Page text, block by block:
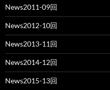
News2011-09回
News2012-10回
News2013-11回
News2014-12回
News2015-13回